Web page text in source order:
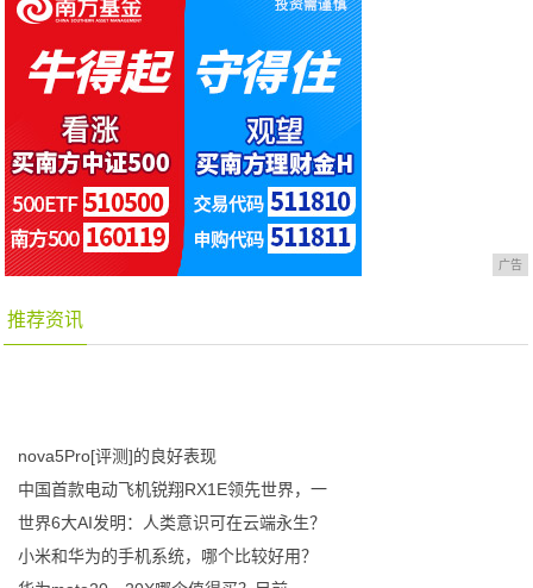
广告
推荐资讯
nova5Pro[评测]的良好表现
中国首款电动飞机锐翔RX1E领先世界，一
世界6大AI发明：人类意识可在云端永生？
小米和华为的手机系统，哪个比较好用？